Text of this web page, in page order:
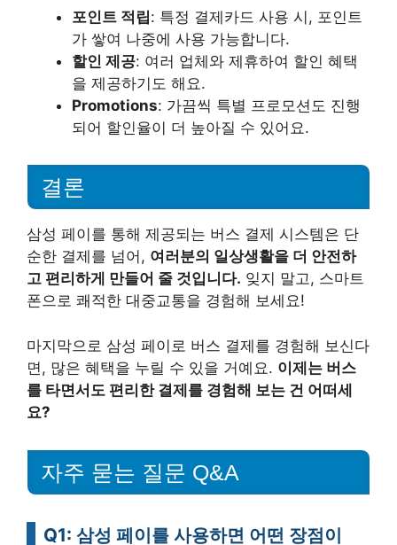
포인트 적립: 특정 결제카드 사용 시, 포인트
가 쌓여 나중에 사용 가능합니다.
할인 제공: 여러 업체와 제휴하여 할인 혜택
을 제공하기도 해요.
Promotions: 가끔씩 특별 프로모션도 진행
되어 할인율이 더 높아질 수 있어요.
결론
삼성 페이를 통해 제공되는 버스 결제 시스템은 단
순한 결제를 넘어, 여러분의 일상생활을 더 안전하
고 편리하게 만들어 줄 것입니다. 잊지 말고, 스마트
폰으로 쾌적한 대중교통을 경험해 보세요!
마지막으로 삼성 페이로 버스 결제를 경험해 보신다
면, 많은 혜택을 누릴 수 있을 거예요. 이제는 버스
를 타면서도 편리한 결제를 경험해 보는 건 어떠세
요?
자주 묻는 질문 Q&A
Q1: 삼성 페이를 사용하면 어떤 장점이